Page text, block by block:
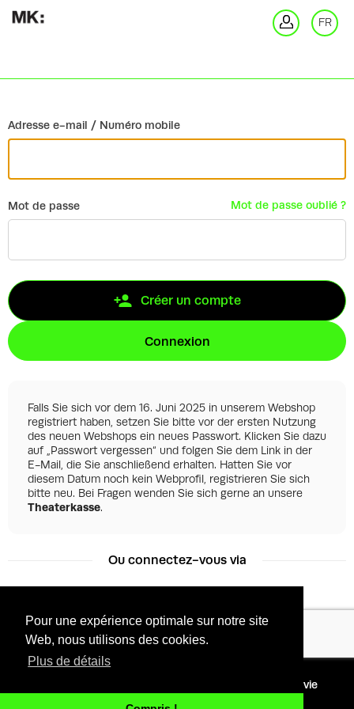
Pour une expérience optimale sur notre site
Web, nous utilisons des cookies.
Plus de détails
FR
Adresse e-mail / Numéro mobile
Mot de passe Mot de passe oublié ?
Créer un compte
Connexion
Falls Sie sich vor dem 16. Juni 2025 in unserem Webshop
registriert haben, setzen Sie bitte vor der ersten Nutzung
des neuen Webshops ein neues Passwort. Klicken Sie dazu
auf „Passwort vergessen“ und folgen Sie dem Link in der
E-Mail, die Sie anschließend erhalten. Hatten Sie vor
diesem Datum noch kein Webprofil, registrieren Sie sich
bitte neu. Bei Fragen wenden Sie sich gerne an unsere
Theaterkasse.
Ou connectez-vous via
Facebook
Tixly
Protection de la vie